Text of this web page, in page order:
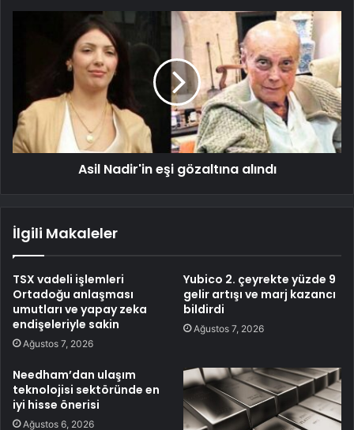
Asil Nadir'in eşi gözaltına alındı
İlgili Makaleler
TSX vadeli işlemleri
Ortadoğu anlaşması
umutları ve yapay zeka
endişeleriyle sakin
Ağustos 7, 2026
Yubico 2. çeyrekte yüzde 9
gelir artışı ve marj kazancı
bildirdi
Ağustos 7, 2026
Needham’dan ulaşım
teknolojisi sektöründe en
iyi hisse önerisi
Ağustos 6, 2026